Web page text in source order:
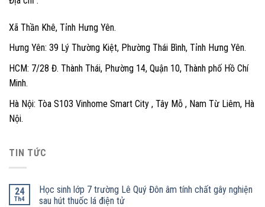
Xã Thần Khê, Tỉnh Hưng Yên.
Hưng Yên: 39 Lý Thường Kiệt, Phường Thái Bình, Tỉnh Hưng Yên.
HCM: 7/28 Đ. Thành Thái, Phường 14, Quận 10, Thành phố Hồ Chí
Minh.
Hà Nội: Tòa S103 Vinhome Smart City , Tây Mỗ , Nam Từ Liêm, Hà
Nội.
TIN TỨC
24
Th4
Học sinh lớp 7 trường Lê Quý Đôn âm tính chất gây nghiện
sau hút thuốc lá điện tử